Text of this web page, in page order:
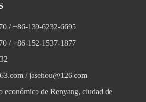
/ +86-139-6232-6695
/ +86-152-1537-1877
/jasehou@126.com
económico de Renyang, ciudad de